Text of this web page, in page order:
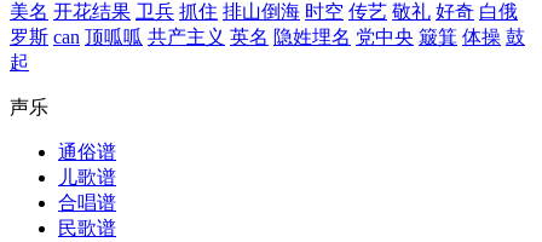
美名 开花结果 卫兵 抓住 排山倒海 时空 传艺 敬礼 好奇 白俄
罗斯 can 顶呱呱 共产主义 英名 隐姓埋名 党中央 簸箕 体操 鼓
起
声乐
通俗谱
儿歌谱
合唱谱
民歌谱